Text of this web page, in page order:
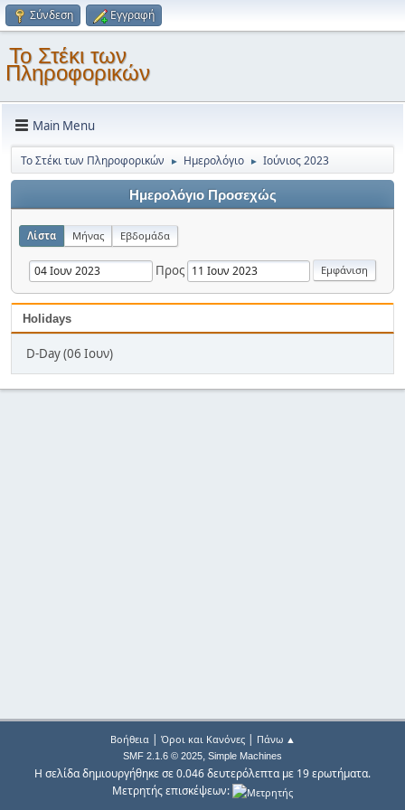
Σύνδεση Εγγραφή
Το Στέκι των
Πληροφορικών
Main Menu
Το Στέκι των Πληροφορικών ► Ημερολόγιο ► Ιούνιος 2023
Ημερολόγιο Προσεχώς
Λίστα Μήνας Εβδομάδα
Προς
Holidays
D-Day (06 Ιουν)
Βοήθεια| Όροι και Κανόνες| Πάνω ▲
SMF 2.1.6 © 2025, Simple Machines
Η σελίδα δημιουργήθηκε σε 0.046 δευτερόλεπτα με 19 ερωτήματα.
Μετρητής επισκέψεων: